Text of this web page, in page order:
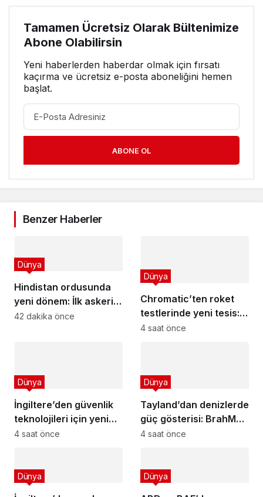
Tamamen Ücretsiz Olarak Bültenimize
Abone Olabilirsin
Yeni haberlerden haberdar olmak için fırsatı
kaçırma ve ücretsiz e-posta aboneliğini hemen
başlat.
ABONE OL
Benzer Haberler
Hindistan ordusunda
yeni dönem: İlk askeri
tıp departmanı!
Dünya
42 dakika önce
Chromatic’ten roket
testlerinde yeni tesis:
Minnesota’da roket
Dünya
4 saat önce
İngiltere’den güvenlik
teknolojileri için yeni
fon: 350 bin sterlin
Dünya
4 saat önce
Tayland’dan denizlerde
güç gösterisi: BrahMos
füzeleri radarında!
Dünya
4 saat önce
Dünya Dünya